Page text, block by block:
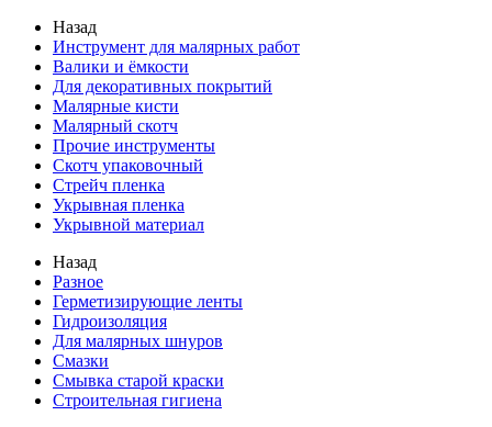
Назад
Инструмент для малярных работ
Валики и ёмкости
Для декоративных покрытий
Малярные кисти
Малярный скотч
Прочие инструменты
Скотч упаковочный
Стрейч пленка
Укрывная пленка
Укрывной материал
Назад
Разное
Герметизирующие ленты
Гидроизоляция
Для малярных шнуров
Смазки
Смывка старой краски
Строительная гигиена